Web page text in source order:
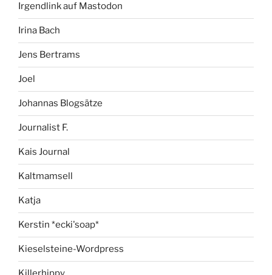
Irgendlink auf Mastodon
Irina Bach
Jens Bertrams
Joel
Johannas Blogsätze
Journalist F.
Kais Journal
Kaltmamsell
Katja
Kerstin *ecki'soap*
Kieselsteine-Wordpress